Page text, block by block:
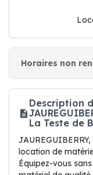
Horaires non
Description
La Teste de
location de
Équipez-vous